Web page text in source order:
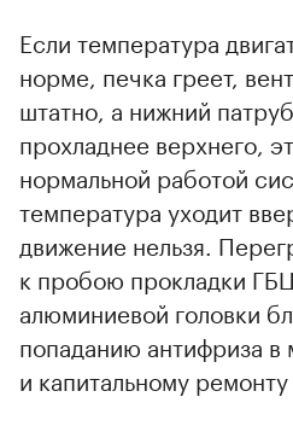
Если температура
норме, печка греет,
штатно, а нижний
прохладнее верхнего,
нормальной работой
температура уходит
движение нельзя.
к пробою прокладки
алюминиевой головки
попаданию антифриза
и капитальному ремонту